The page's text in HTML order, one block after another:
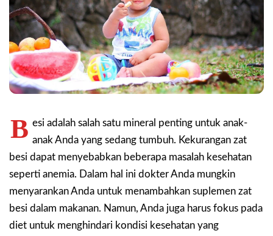
B esi adalah salah satu mineral penting untuk anak-
anak Anda yang sedang tumbuh. Kekurangan zat
besi dapat menyebabkan beberapa masalah kesehatan
seperti anemia. Dalam hal ini dokter Anda mungkin
menyarankan Anda untuk menambahkan suplemen zat
besi dalam makanan. Namun, Anda juga harus fokus pada
diet untuk menghindari kondisi kesehatan yang